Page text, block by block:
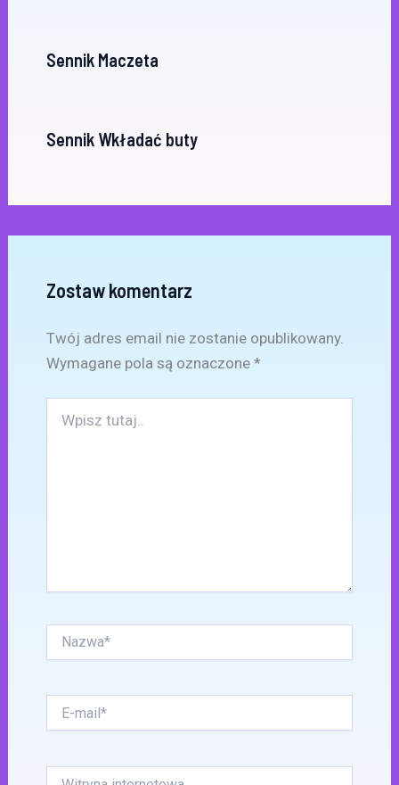
Sennik Maczeta
Sennik Wkładać buty
Zostaw komentarz
Twój adres email nie zostanie opublikowany.
Wymagane pola są oznaczone *
tutaj..
mail*